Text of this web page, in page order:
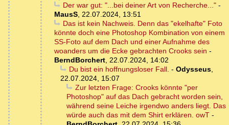
Der war gut: "...bei deiner Art von Recherche..."-
MausS, 22.07.2024, 13:51
Das ist kein Nachweis. Denn das "ekelhafte" Foto
könnte doch eine Photoshop Kombination von einem
SS-Foto auf dem Dach und einer Aufnahme des
woanders um die Ecke gebrachten Crooks sein -
BerndBorchert, 22.07.2024, 14:02
Du bist ein hoffnungsloser Fall. - Odysseus,
22.07.2024, 15:07
Zur letzten Frage: Crooks könnte "per
Photoshop" auf das Dach gebracht worden sein,
während seine Leiche irgendwo anders liegt. Das
würde auch das mit dem Shirt erklären. owT -